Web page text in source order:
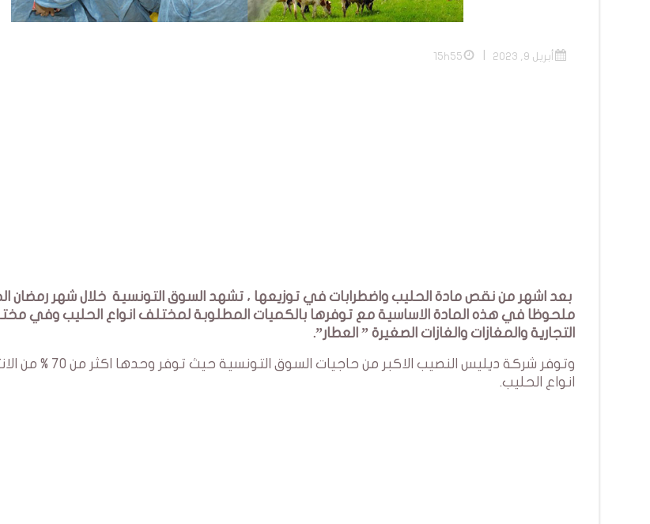
أبريل 9, 2023 15h55
بعد اشهر من نقص مادة الحليب واضطرابات في توزيعها ، تشهد السوق التونسية خلال شهر رمضان
ملحوظا في هذه المادة الاساسية مع توفرها بالكميات المطلوبة لمختلف انواع الحليب وفي
التجارية والمغازات والغازات الصغيرة ” العطار”.
وتوفر شركة ديليس النصيب الاكبر من
انواع الحليب.